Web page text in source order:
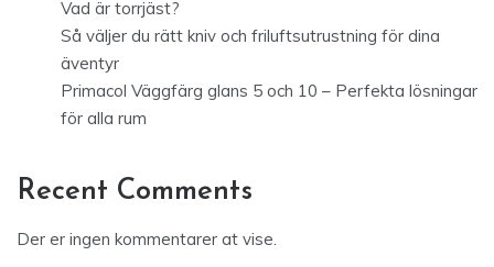
Vad är torrjäst?
Så väljer du rätt kniv och friluftsutrustning för dina
äventyr
Primacol Väggfärg glans 5 och 10 – Perfekta lösningar
för alla rum
Recent Comments
Der er ingen kommentarer at vise.